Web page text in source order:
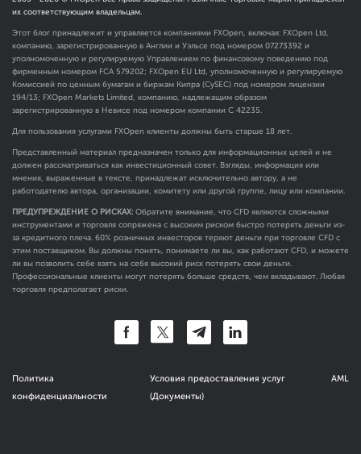
их соответствующим владельцам.
Этот блог принадлежит и управляется компаниями FXOpen, включая: FXOpen Ltd,
компанию, зарегистрированную в Англии и Уэльсе под номером 07273392 и
уполномоченную и регулируемую Управлением по финансовому поведению под
фирменным номером FCA 579202; FXOpen EU Ltd, уполномоченную и регулируемую
Комиссией по ценным бумагам и биржам Кипра (CySEC) под номером лицензии
194/13; FXOpen Markets Limited, компанию, надлежащим образом
зарегистрированную в Невисе под номером компании C 42235.
Для пользования услугами FXOpen клиенты должны быть старше 18 лет.
Представленный материал предназначен только для информационных целей и не
должен рассматриваться как инвестиционный совет. Взгляды, информация или
мнения, выраженные в тексте, принадлежат исключительно автору, а не
работодателю автора, организации, комитету или другой группе, лицу или компании.
ПРЕДУПРЕЖДЕНИЕ О РИСКАХ: Обратите внимание, что CFD являются сложными
инструментами и торговля сопряжена с высоким риском быстро потерять деньги из-
за кредитного плеча. 60% розничных инвесторов теряют деньги при торговле CFD с
этим поставщиком. Вы должны понять, понимаете ли вы, как работают CFD, и можете
ли вы позволить себе взять на себя высокий риск потерять свои деньги.
Профессиональные клиенты могут потерять больше средств, чем вкладывают. Любая
торговля предполагает риски.
Политика
конфиденциальности
Условия предоставления услуг
(Документы)
AML